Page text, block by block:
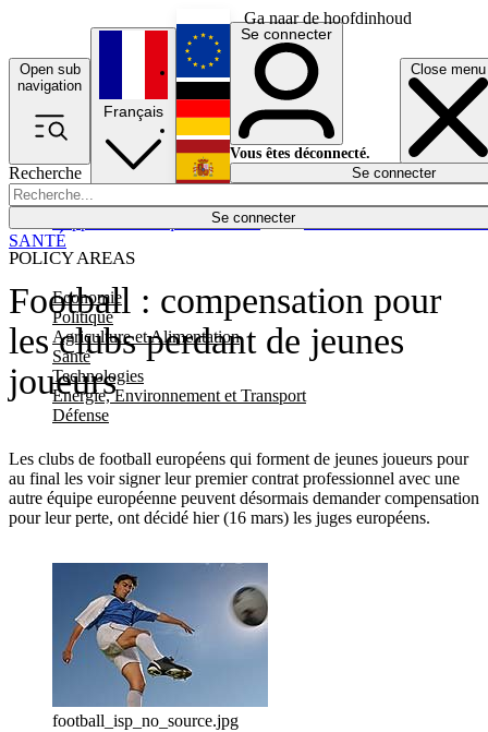
Ga naar de hoofdinhoud
Open sub
navigation
Close menu
Recherche
Se connecter
POLICY AREAS
Economie
Politique
Agriculture et Alimentation
Santé
Technologies
Energie, Environnement et Transport
Défense
Économie
Français
English
Deutsch
Español
Se connecter
Vous êtes déconnecté.
Se connecter
Football : compensation pour
les clubs perdant de jeunes
joueurs
Les clubs de football européens qui forment de jeunes joueurs pour
au final les voir signer leur premier contrat professionnel avec une
autre équipe européenne peuvent désormais demander compensation
pour leur perte, ont décidé hier (16 mars) les juges européens.
SANTÉ
football_isp_no_source.jpg